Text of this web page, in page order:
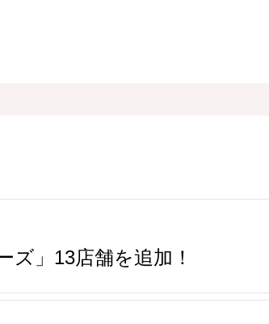
」13店舗を追加！